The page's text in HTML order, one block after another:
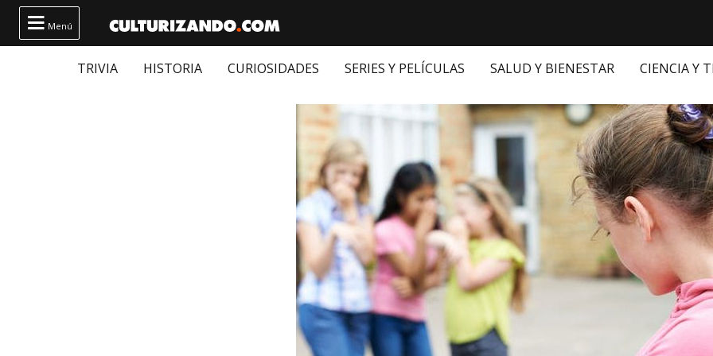
 Menú
TRIVIA HISTORIA CURIOSIDADES SERIES Y PELÍCULAS SALUD Y BIENESTAR CIENCIA Y